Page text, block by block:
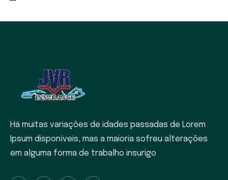
Há muitas variações de idades passadas de Lorem
Ipsum disponíveis, mas a maioria sofreu alterações
em alguma forma de trabalho insurigo